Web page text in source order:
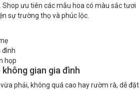
ưu tiên các mẫu hoa có màu sắc tươi
sự trường thọ và phúc lộc.
đình
họp
gian gia đình
phải, không quá cao hay rườm rà, dễ đặt